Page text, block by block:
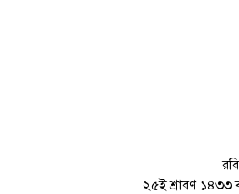
২৫ই শ্রাবণ ১৪৩৩